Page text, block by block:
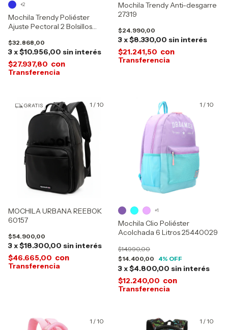
Mochila Trendy Poliéster
Ajuste Pectoral 2 Bolsillos
$32.868,00
3x$10.956,00 sin interés
$27.937,80 con
+2
Mochila Trendy Anti-desgarre
27319
$24.990,00
3x$8.330,00 sin interés
$21.241,50 con
1 /10
GRATIS
MOCHILA URBANA REEBOK
60157
$54.900,00
3x$18.300,00 sin interés
$46.665,00 con
1 /10
Mochila Clio Poliéster
Acolchada 6 Litros 25440029
$14.400,00
$14.990,00
4% OFF
3x$4.800,00 sin interés
$12.240,00 con
+1
1 /10 1 /10